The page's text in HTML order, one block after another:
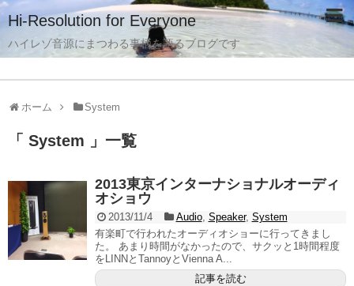
Hi-Resolution for Everyone
ハイレゾ音源にまつわる事柄を語るブログです
ホーム System
「 System 」一覧
2013東京インターナショナルオーディ
オショウ
2013/11/4 Audio, Speaker, System
有楽町で行われたオーディオショーに行ってきまし
た。 あまり時間がなかったので、サクッと1時間程度
をLINNとTannoyとVienna A...
記事を読む